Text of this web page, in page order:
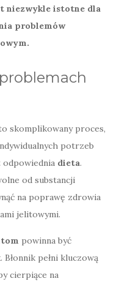
niezwykle istotne dla
problemów
skomplikowany proces,
potrzeb
odpowiednia dieta.
od substancji
na poprawę zdrowia
jelitowymi.
powinna być
. Błonnik pełni kluczową
cierpiące na